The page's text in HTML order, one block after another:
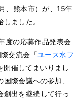
、熊本市）が、15年
ました。
度の応募作品発表会
交流会「ユース水フ
開催してまいりまし
際会議への参加、
創出を継続して行っ